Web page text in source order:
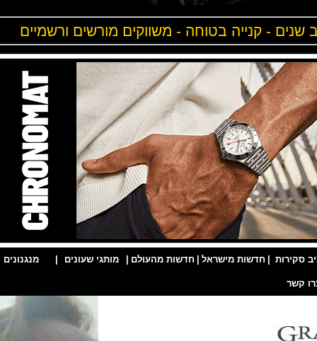
- קנייה בטוחה - משווקים מורשים ורשמיים
| חדשות מישראל | חדשות מהעולם | מותגי שעונים | מנגנונים |